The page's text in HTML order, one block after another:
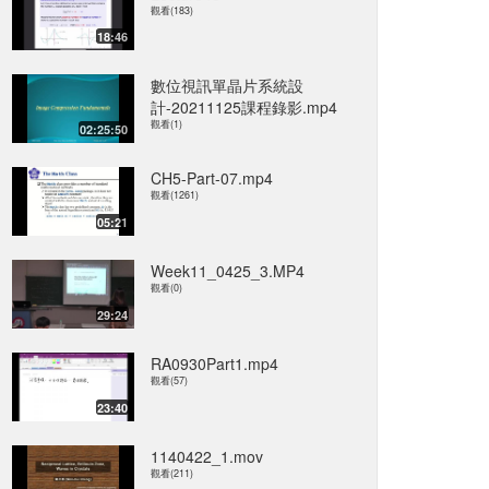
18:46
觀看(183)
02:25:50
數位視訊單晶片系統設
計-20211125課程錄影.mp4
觀看(1)
05:21
CH5-Part-07.mp4
觀看(1261)
29:24
Week11_0425_3.MP4
觀看(0)
23:40
RA0930Part1.mp4
觀看(57)
1140422_1.mov
觀看(211)